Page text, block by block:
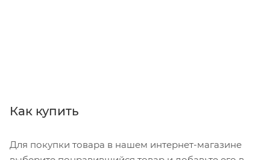
Как купить
Для покупки товара в нашем интернет-магазине